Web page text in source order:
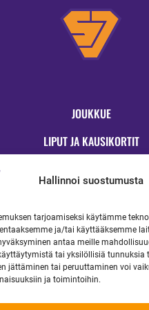
Hallinnoi suostumusta
tarjoamiseksi käytämme
ja/tai käyttääksemme
antaa meille
tai yksilöllisiä tunnuksia
jättäminen tai peruuttaminen voi
ja toimintoihin.
JOUKKUE
LIPUT JA KAUSIKORTIT
OTTELUINFO
UUTISET
YRITYKSILLE